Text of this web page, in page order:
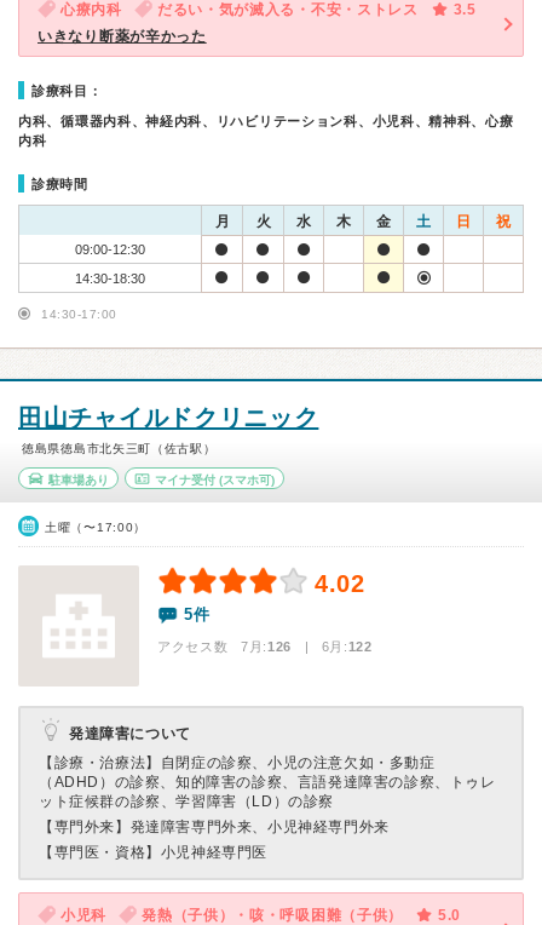
心療内科 だるい・気が滅入る・不安・ストレス
3.5
いきなり断薬が辛かった
診療科目：
内科、循環器内科、神経内科、リハビリテーション科、小児科、精神科、心療
内科
診療時間
月 火 水 木 金 土 日 祝
09:00-12:30
14:30-18:30
14:30-17:00
田山チャイルドクリニック
徳島県徳島市北矢三町（佐古駅）
駐車場あり マイナ受付(スマホ可)
土曜（〜17:00）
4.02
5件
アクセス数 7月:126 | 6月:122
発達障害について
【診療・治療法】 自閉症の診察、小児の注意欠如・多動症
（ADHD）の診察、知的障害の診察、言語発達障害の診察、トゥレ
ット症候群の診察、学習障害（LD）の診察
【専門外来】 発達障害専門外来、小児神経専門外来
【専門医・資格】 小児神経専門医
小児科 発熱（子供）・咳・呼吸困難（子供）
5.0